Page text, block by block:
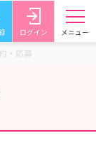
ログイン メニュー
・応募